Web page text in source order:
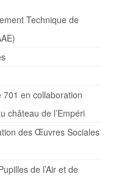
Technique de
en collaboration
château de l’Empéri
des Œuvres Sociales
de l’Air et de